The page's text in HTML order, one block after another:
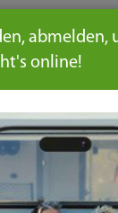
abmelden,
online!